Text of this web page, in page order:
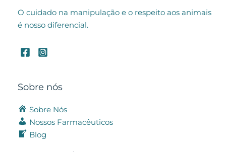
O cuidado na manipulação e o respeito aos animais
é nosso diferencial.
Sobre nós
Sobre Nós
Nossos Farmacêuticos
Blog